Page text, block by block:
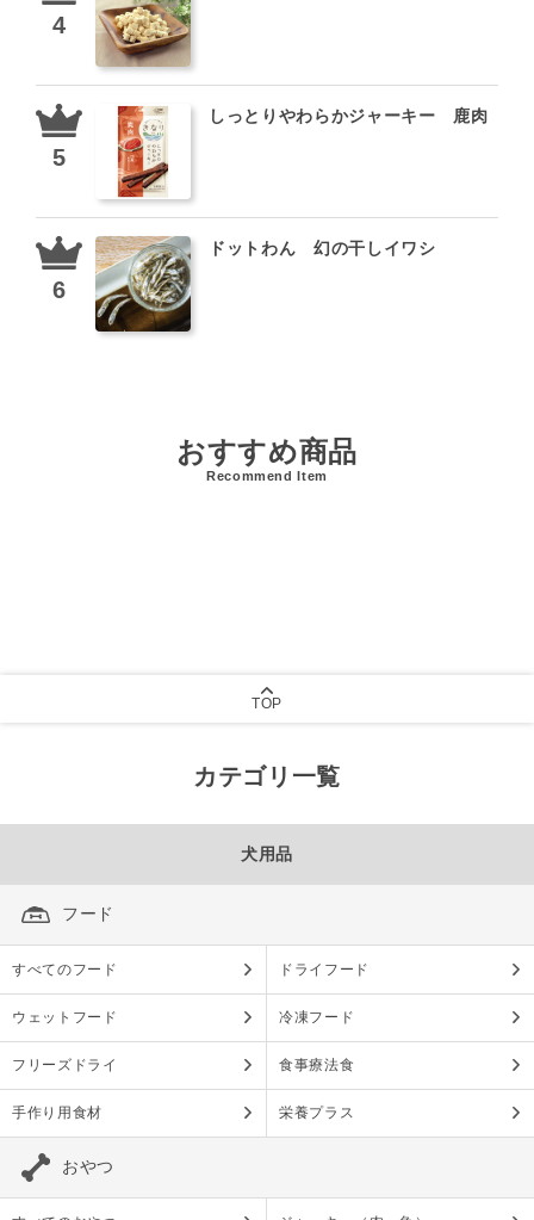
しっとりやわらかジャーキー 鹿肉
ドットわん 幻の干しイワシ
おすすめ商品
Recommend Item
TOP
カテゴリ一覧
犬用品
フード
すべてのフード ドライフード
ウェットフード 冷凍フード
フリーズドライ 食事療法食
手作り用食材 栄養プラス
おやつ